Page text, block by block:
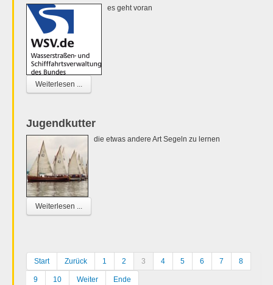
es geht voran
Weiterlesen ...
Jugendkutter
die etwas andere Art Segeln zu lernen
Weiterlesen ...
Start Zurück 1 2 3 4 5 6 7 8
9 10 Weiter Ende